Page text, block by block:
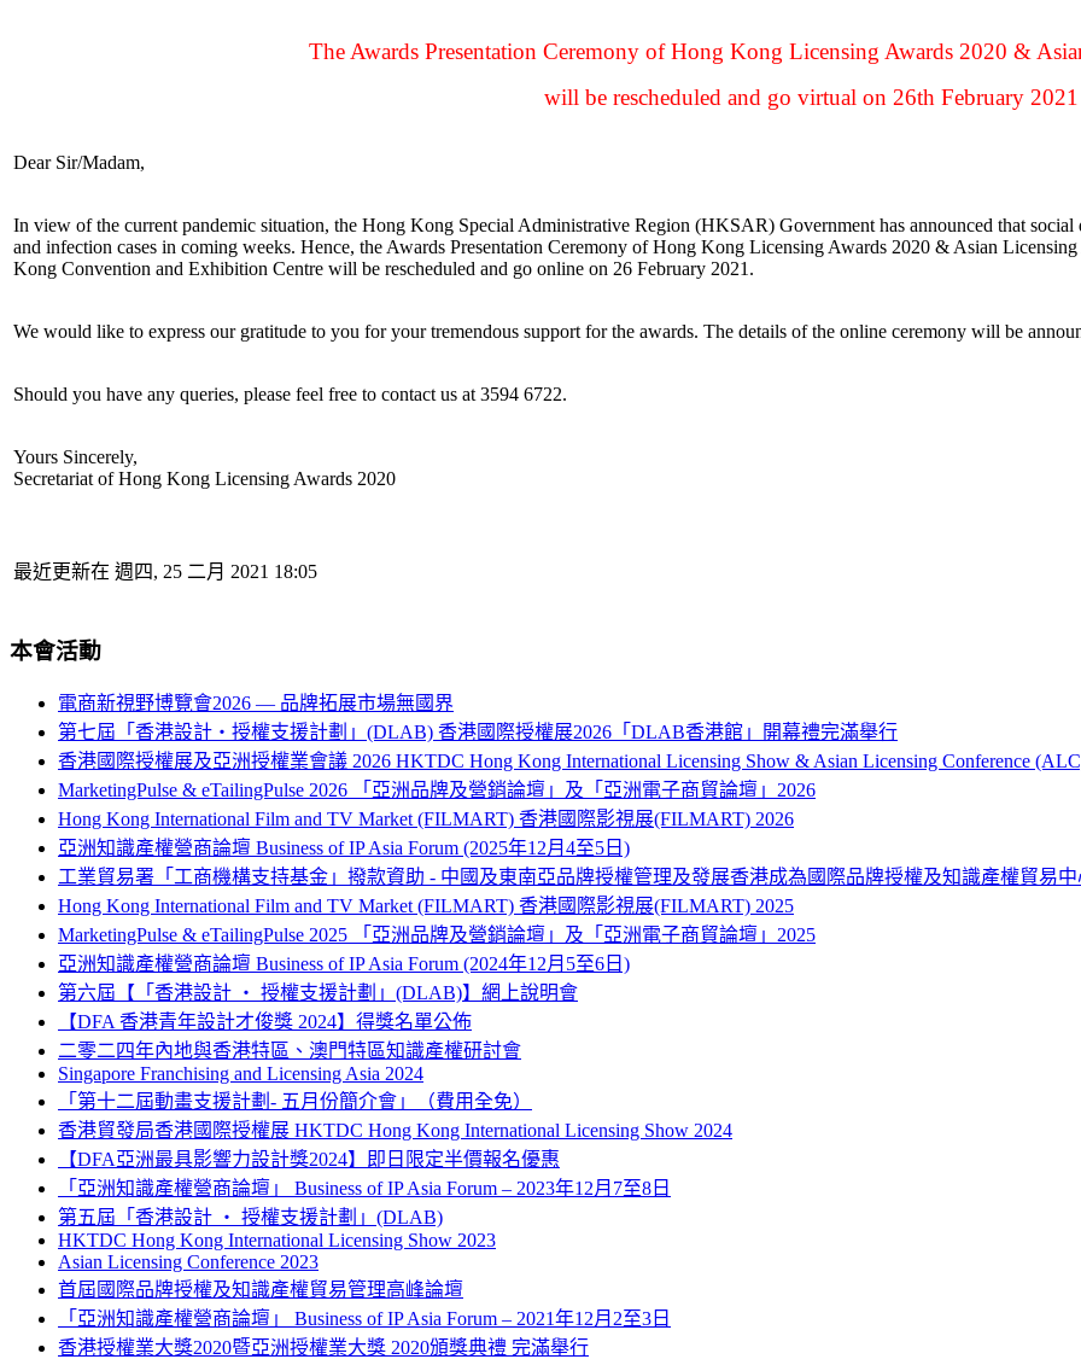
The Awards Presentation Ceremony of Hong Kong Licensing Awards 2020 &
will be rescheduled and go virtual on 26th February 2021
Dear Sir/Madam,
In view of the current pandemic situation, the Hong Kong Special Administrative Region (HKSAR) Government has announced that
and infection cases in coming weeks. Hence, the Awards Presentation Ceremony of Hong Kong Licensing Awards 2020 & Asian
Kong Convention and Exhibition Centre will be rescheduled and go online on 26 February 2021.
We would like to express our gratitude to you for your tremendous support for the awards. The details of the online ceremony will be
Should you have any queries, please feel free to contact us at 3594 6722.
Yours Sincerely,
Secretariat of Hong Kong Licensing Awards 2020
最近更新在 週四, 25 二月 2021 18:05
本會活動
電商新視野博覽會2026 — 品牌拓展市場無國界
第七屆「香港設計‧授權支援計劃」(DLAB) 香港國際授權展2026「DLAB香港館」開幕禮完滿舉行
香港國際授權展及亞洲授權業會議 2026 HKTDC Hong Kong International Licensing Show & Asian Licensing Conference
MarketingPulse & eTailingPulse 2026 「亞洲品牌及營銷論壇」及「亞洲電子商貿論壇」2026
Hong Kong International Film and TV Market (FILMART) 香港國際影視展(FILMART) 2026
亞洲知識產權營商論壇 Business of IP Asia Forum (2025年12月4至5日)
工業貿易署「工商機構支持基金」撥款資助 - 中國及東南亞品牌授權管理及發展香港成為國際品牌授權及知識產權貿易中
Hong Kong International Film and TV Market (FILMART) 香港國際影視展(FILMART) 2025
MarketingPulse & eTailingPulse 2025 「亞洲品牌及營銷論壇」及「亞洲電子商貿論壇」2025
亞洲知識產權營商論壇 Business of IP Asia Forum (2024年12月5至6日)
第六屆【「香港設計 ‧ 授權支援計劃」(DLAB)】網上說明會
【DFA 香港青年設計才俊獎 2024】得獎名單公佈
二零二四年內地與香港特區、澳門特區知識產權研討會
Singapore Franchising and Licensing Asia 2024
「第十二屆動畫支援計劃- 五月份簡介會」（費用全免）
香港貿發局香港國際授權展 HKTDC Hong Kong International Licensing Show 2024
【DFA亞洲最具影響力設計獎2024】即日限定半價報名優惠
「亞洲知識產權營商論壇」 Business of IP Asia Forum – 2023年12月7至8日
第五屆「香港設計 ‧ 授權支援計劃」(DLAB)
HKTDC Hong Kong International Licensing Show 2023
Asian Licensing Conference 2023
首屆國際品牌授權及知識產權貿易管理高峰論壇
「亞洲知識產權營商論壇」 Business of IP Asia Forum – 2021年12月2至3日
香港授權業大獎2020暨亞洲授權業大獎 2020頒獎典禮 完滿舉行